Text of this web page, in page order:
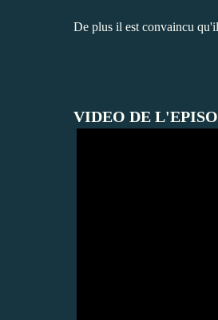
De plus il est convaincu
VIDEO DE